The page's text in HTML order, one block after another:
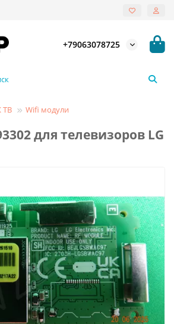
+79063078725
ТВ Wifi модули
для телевизоров LG